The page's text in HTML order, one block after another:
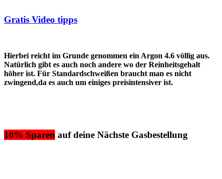
Gratis Video tipps
Hierbei reicht im Grunde genommen ein Argon 4.6 völlig aus.
Natürlich gibt es auch noch andere wo der Reinheitsgehalt
höher ist. Für Standardschweißen braucht man es nicht
zwingend,da es auch um einiges preisintensiver ist.
10% Sparen auf deine Nächste Gasbestellung